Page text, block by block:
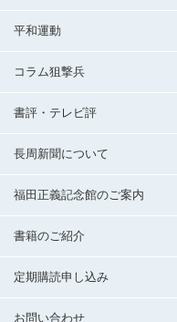
平和運動
コラム狙撃兵
書評・テレビ評
長周新聞について
福田正義記念館のご案内
書籍のご紹介
定期購読申し込み
お問い合わせ